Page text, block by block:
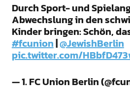
Durch Sport- und
Abwechslung in den
Kinder bringen: Schön,
#fcunion|@JewishBerlin
pic.twitter.com/
— 1. FC Union Berlin